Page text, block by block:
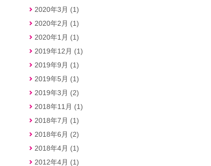
2020年3月 (1)
2020年2月 (1)
2020年1月 (1)
2019年12月 (1)
2019年9月 (1)
2019年5月 (1)
2019年3月 (2)
2018年11月 (1)
2018年7月 (1)
2018年6月 (2)
2018年4月 (1)
2012年4月 (1)